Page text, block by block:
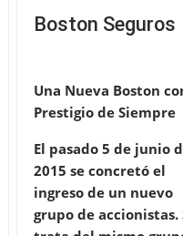
Boston Seguros
Una Nueva Boston
Prestigio de Siempre
El pasado 5 de junio
2015 se concretó el
ingreso de un nuevo
grupo de accionistas.